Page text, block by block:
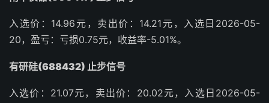
入选价：14.96元，卖出价：14.21元，入选日2026-05-
20，盈亏：亏损0.75元，收益率-5.01%。
有研硅(688432) 止步信号
入选价：21.07元，卖出价：20.02元，入选日2026-05-